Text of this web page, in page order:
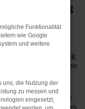
in Straubing
Ihren
Weg, in Straubing
Sie kennen den
auf: Der
Fahrzeug auf
verwandeln, indem
Der Zustand des
Funktionalität
wie Google
und weitere
uns, die Nutzung der
zu messen und
eingesetzt,